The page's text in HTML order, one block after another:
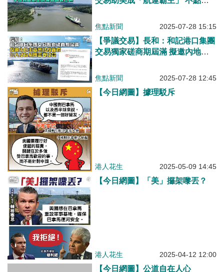
焦點新聞 2025-07-28 15:15
【爭議交易】長和：和記港口集團
交易獨家磋商期屆滿 擬邀內地主
員
焦點新聞 2025-07-28 12:45
【今日網圖】據理駁斥
港人花生 2025-05-09 14:45
【今日網圖】「美」攞架嚟丟？
港人花生 2025-04-12 12:00
【今日網圖】公道自在人心